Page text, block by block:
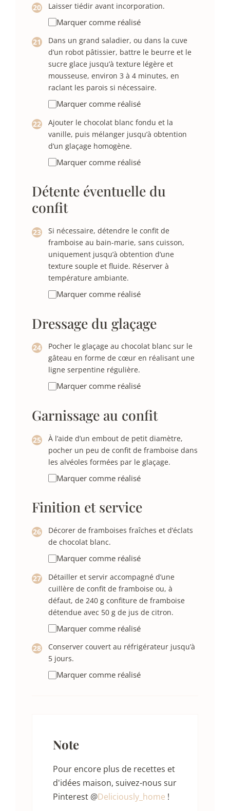
Laisser tiédir avant incorporation.
Marquer comme réalisé
Dans un grand saladier, ou dans la cuve
d’un robot pâtissier, battre le beurre et le
sucre glace jusqu’à texture légère et
mousseuse, environ 3 à 4 minutes, en
raclant les parois si nécessaire.
Marquer comme réalisé
Ajouter le chocolat blanc fondu et la
vanille, puis mélanger jusqu’à obtention
d’un glaçage homogène.
Marquer comme réalisé
Détente éventuelle du
confit
Si nécessaire, détendre le confit de
framboise au bain-marie, sans cuisson,
uniquement jusqu’à obtention d’une
texture souple et fluide. Réserver à
température ambiante.
Marquer comme réalisé
Dressage du glaçage
Pocher le glaçage au chocolat blanc sur le
gâteau en forme de cœur en réalisant une
ligne serpentine régulière.
Marquer comme réalisé
Garnissage au confit
À l’aide d’un embout de petit diamètre,
pocher un peu de confit de framboise dans
les alvéoles formées par le glaçage.
Marquer comme réalisé
Finition et service
Décorer de framboises fraîches et d’éclats
de chocolat blanc.
Marquer comme réalisé
Détailler et servir accompagné d’une
cuillère de confit de framboise ou, à
défaut, de 240 g confiture de framboise
détendue avec 50 g de jus de citron.
Marquer comme réalisé
Conserver couvert au réfrigérateur jusqu’à
5 jours.
Marquer comme réalisé
Note
Pour encore plus de recettes et
d'idées maison, suivez-nous sur
Pinterest @Deliciously_home !